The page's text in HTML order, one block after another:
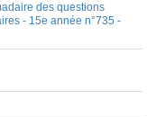
des questions
- 15e année n°735 -